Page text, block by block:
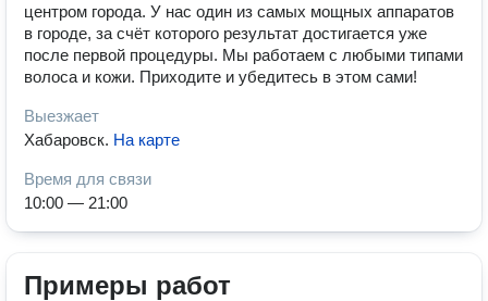
центром города. У нас один из самых мощных аппаратов
в городе, за счёт которого результат достигается уже
после первой процедуры. Мы работаем с любыми типами
волоса и кожи. Приходите и убедитесь в этом сами!
Выезжает
Хабаровск. На карте
Время для связи
10:00 — 21:00
Примеры работ